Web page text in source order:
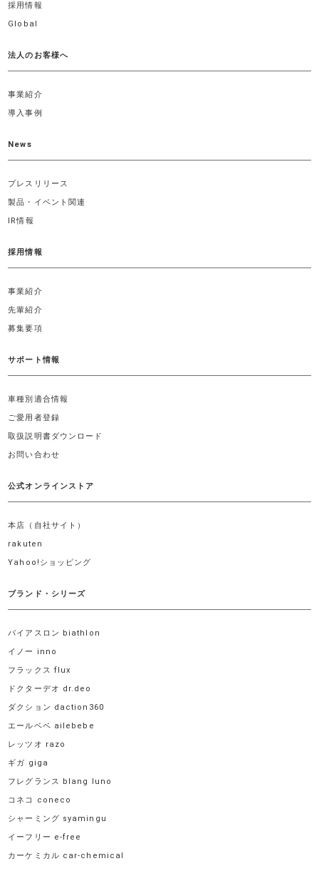
採用情報
Global
法人のお客様へ
事業紹介
導入事例
News
プレスリリース
製品・イベント関連
IR情報
採用情報
事業紹介
先輩紹介
募集要項
サポート情報
車種別適合情報
ご愛用者登録
取扱説明書ダウンロード
お問い合わせ
公式オンラインストア
本店（自社サイト）
rakuten
Yahoo!ショッピング
ブランド・シリーズ
バイアスロン biathlon
イノー inno
フラックス flux
ドクターデオ dr.deo
ダクション daction360
エールベベ ailebebe
レッツオ razo
ギガ giga
フレグランス blang luno
コネコ coneco
シャーミング syamingu
イーフリー e-free
カーケミカル car-chemical